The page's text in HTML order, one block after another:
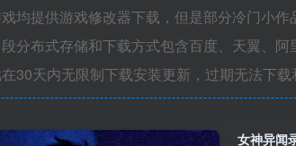
均提供游戏修改器下载，但是部分冷门小作
分布式存储和下载方式包含百度、天翼、
30天内无限制下载安装更新，过期无法下